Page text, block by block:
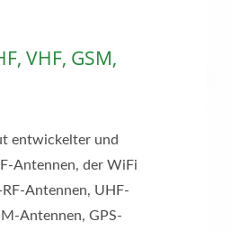
VHF, GSM,
entwickelter und
Antennen, der WiFi
Antennen, UHF-
Antennen, GPS-